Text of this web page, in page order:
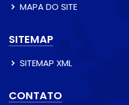
MAPA DO SITE
SITEMAP
SITEMAP XML
CONTATO